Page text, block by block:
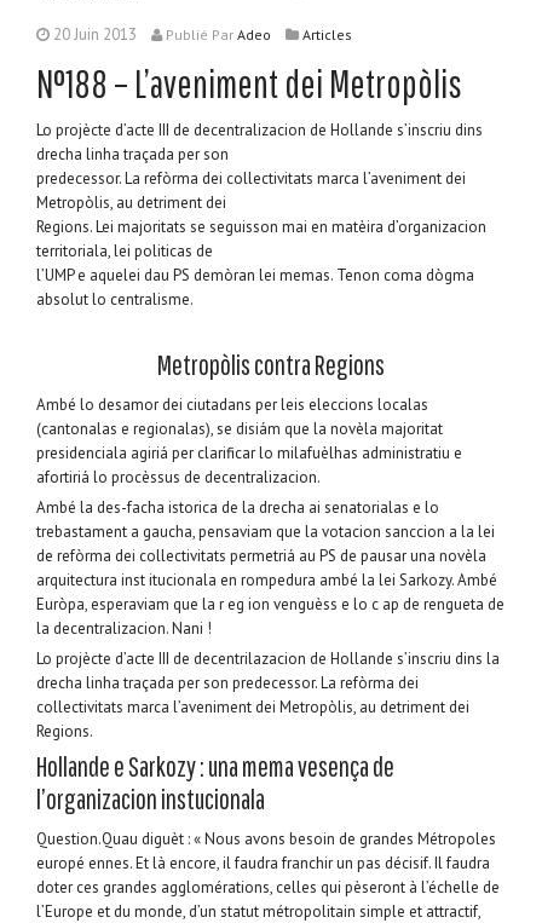
20 Juin 2013 Publié Par Adeo Articles
N°188 – L’aveniment dei Metropòlis
Lo projècte d’acte III de decentralizacion de Hollande s’inscriu dins
drecha linha traçada per son
predecessor. La refòrma dei collectivitats marca l’aveniment dei
Metropòlis, au detriment dei
Regions. Lei majoritats se seguisson mai en matèira d’organizacion
territoriala, lei politicas de
l’UMP e aquelei dau PS demòran lei memas. Tenon coma dògma
absolut lo centralisme.
Metropòlis contra Regions
Ambé lo desamor dei ciutadans per leis eleccions localas
(cantonalas e regionalas), se disiám que la novèla majoritat
presidenciala agiriá per clarificar lo milafuèlhas administratiu e
afortiriá lo procèssus de decentralizacion.
Ambé la des-facha istorica de la drecha ai senatorialas e lo
trebastament a gaucha, pensaviam que la votacion sanccion a la lei
de refòrma dei collectivitats permetriá au PS de pausar una novèla
arquitectura inst itucionala en rompedura ambé la lei Sarkozy. Ambé
Euròpa, esperaviam que la r eg ion venguèss e lo c ap de rengueta de
la decentralizacion. Nani !
Lo projècte d’acte III de decentrilazacion de Hollande s’inscriu dins la
drecha linha traçada per son predecessor. La refòrma dei
collectivitats marca l’aveniment dei Metropòlis, au detriment dei
Regions.
Hollande e Sarkozy : una mema vesença de
l’organizacion instucionala
Question.Quau diguèt : « Nous avons besoin de grandes Métropoles
europé ennes. Et là encore, il faudra franchir un pas décisif. Il faudra
doter ces grandes agglomérations, celles qui pèseront à l’échelle de
l’Europe et du monde, d’un statut métropolitain simple et attractif,